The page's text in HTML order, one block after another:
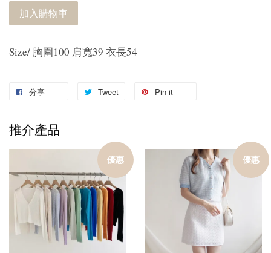
加入購物車
Size/ 胸圍100 肩寬39 衣長54
分享 Tweet Pin it
推介產品
優惠 優惠